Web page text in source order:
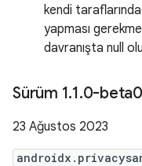
kendi
yapması
davranışta null
Sürüm 1.1.0-
23 Ağustos 2023